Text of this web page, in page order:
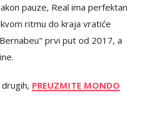
pauze, Real ima perfektan
ritmu do kraja vratiće
prvi put od 2017, a
PREUZMITE MONDO